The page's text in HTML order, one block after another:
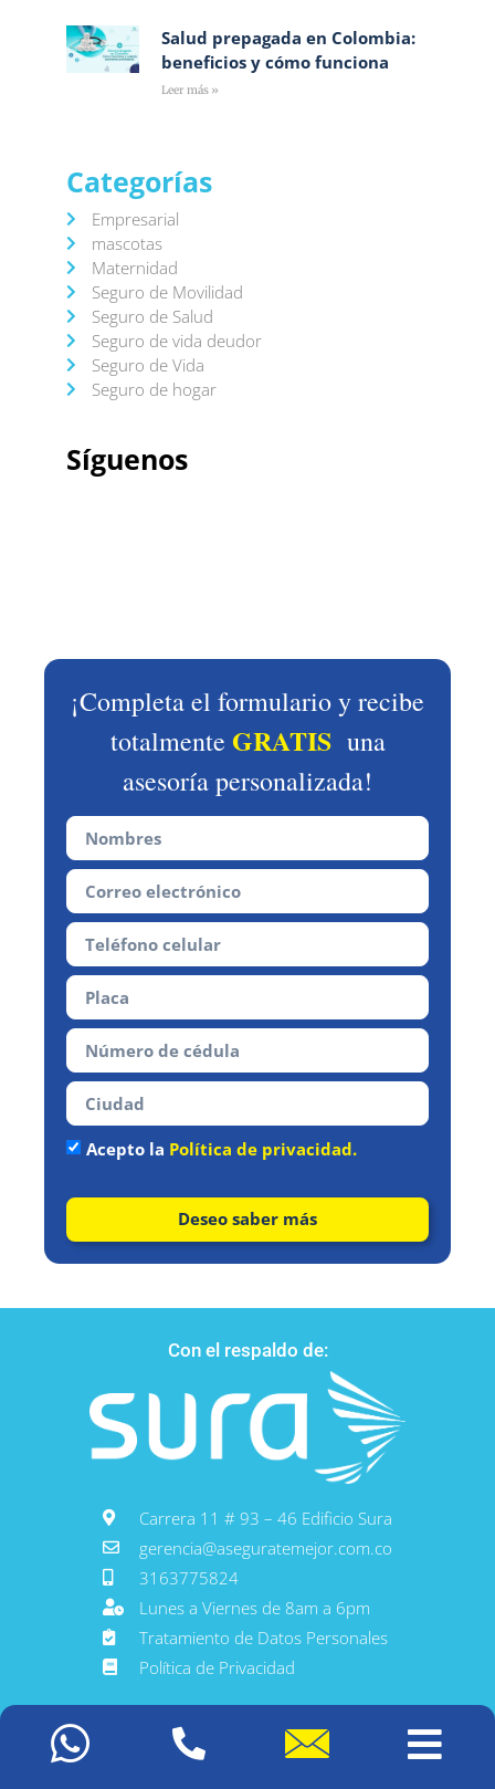
Salud prepagada en Colombia:
beneficios y cómo funciona
Leer más »
Categorías
Empresarial
mascotas
Maternidad
Seguro de Movilidad
Seguro de Salud
Seguro de vida deudor
Seguro de Vida
Seguro de hogar
Síguenos
¡Completa el formulario y recibe
totalmente GRATISuna
asesoría personalizada!
Acepto la Política de privacidad.
Deseo saber más
Con el respaldo de:
Carrera 11 # 93 – 46 Edificio Sura
gerencia@aseguratemejor.com.co
3163775824
Lunes a Viernes de 8am a 6pm
Tratamiento de Datos Personales
Política de Privacidad